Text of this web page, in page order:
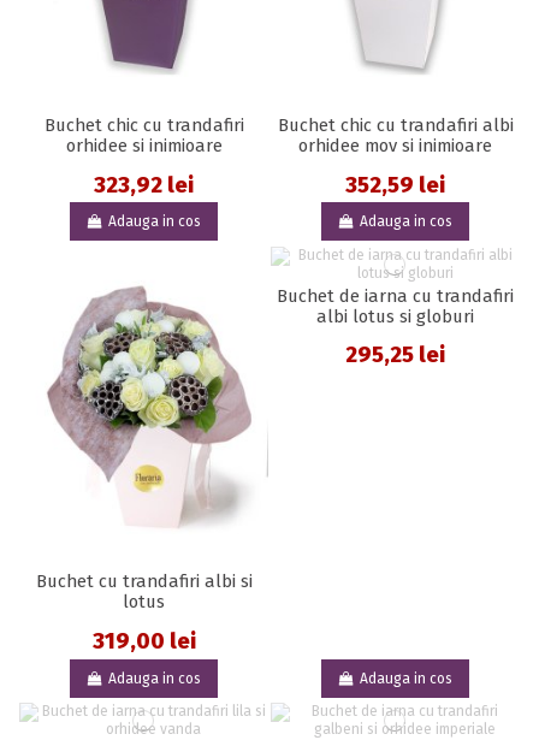
Buchet chic cu trandafiri
orhidee si inimioare
323,92 lei
Adauga in cos
Buchet chic cu trandafiri albi
orhidee mov si inimioare
352,59 lei
Adauga in cos
Buchet cu trandafiri albi si
lotus
319,00 lei
Adauga in cos
Buchet de iarna cu trandafiri
albi lotus si globuri
295,25 lei
Adauga in cos